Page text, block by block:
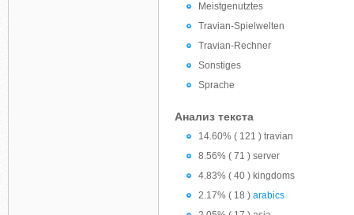
Meistgenutztes
Travian-Spielwelten
Travian-Rechner
Sonstiges
Sprache
Анализ текста
14.60% ( 121 ) travian
8.56% ( 71 ) server
4.83% ( 40 ) kingdoms
2.17% ( 18 ) arabics